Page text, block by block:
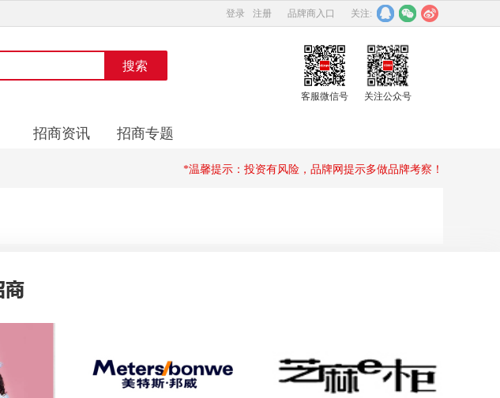
登录 注册 品牌商入口 关注:
客服微信号 关注公众号
招商资讯 招商专题
*温馨提示：投资有风险，品牌网提示多做品牌考察！